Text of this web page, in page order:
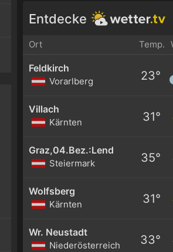
Entdecke
Ort Temp.
Feldkirch
Vorarlberg 23°
Villach
Kärnten 31°
Graz,04.Bez.:Lend
Steiermark 35°
Wolfsberg
Kärnten 31°
Wr. Neustadt
Niederösterreich 33°